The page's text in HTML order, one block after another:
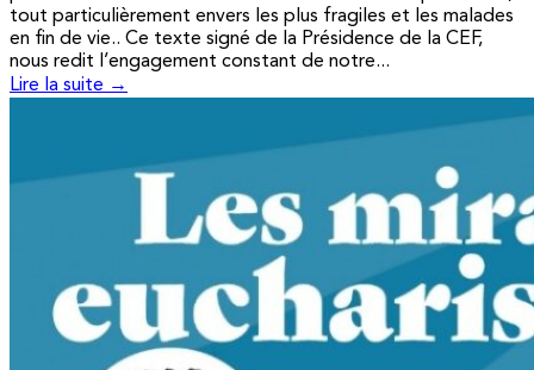
tout particulièrement envers les plus fragiles et les malades
en fin de vie.. Ce texte signé de la Présidence de la CEF,
nous redit l’engagement constant de notre...
Lire la suite →